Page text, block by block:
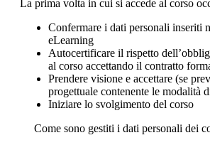
La prima volta in cui si accede al corso
Confermare i dati personali inseriti
eLearning
Autocertificare il rispetto
al corso accettando il contratto
Prendere visione e accettare (se
progettuale contenente le modalità
Iniziare lo svolgimento del corso
Come sono gestiti i dati personali dei